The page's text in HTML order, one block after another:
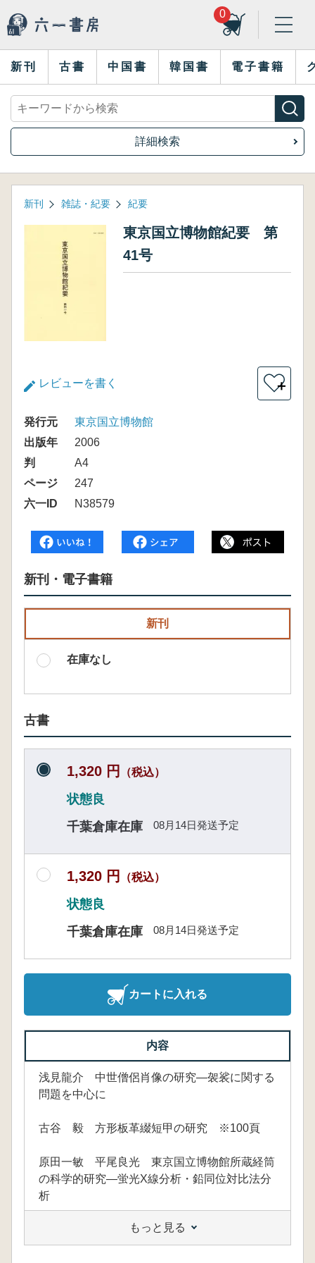
0
新刊 古書 中国書 韓国書 電子書籍
詳細検索
新刊 雑誌・紀要 紀要
東京国立博物館紀要 第
41号
レビューを書く ＋
発行元
東京国立博物館
出版年
2006
判
A4
ページ
247
六一ID
N38579
新刊・電子書籍
新刊
在庫なし
古書
1,320 円 （税込）
状態良
千葉倉庫在庫
08月14日発送予定
1,320 円 （税込）
状態良
千葉倉庫在庫
08月14日発送予定
カートに入れる
内容
浅見龍介 中世僧侶肖像の研究―袈裟に関する
問題を中心に
古谷 毅 方形板革綴短甲の研究 ※100頁
原田一敏 平尾良光 東京国立博物館所蔵経筒
の科学的研究―蛍光X線分析・鉛同位対比法分
析
もっと見る